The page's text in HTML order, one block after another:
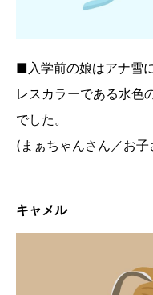
■入学前の娘はアナ雪
レスカラーである水色
でした。
(まぁちゃんさん／お
キャメル